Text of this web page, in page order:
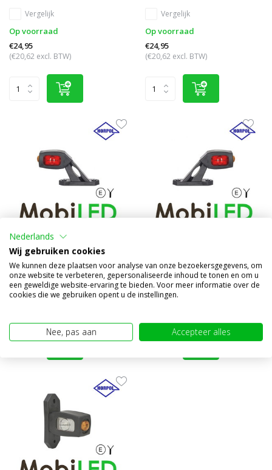
Vergelijk
Op voorraad
€24,95
(€20,62 excl. BTW)
Vergelijk
Op voorraad
€24,95
(€20,62 excl. BTW)
Pendellamp horizontaal
schuin model links
Vergelijk
Op voorraad
Vergelijk
Op voorraad
€19,95
Nederlands
Wij gebruiken cookies
We kunnen deze plaatsen voor analyse van onze bezoekersgegevens, om
onze website te verbeteren, gepersonaliseerde inhoud te tonen en om u
een geweldige website-ervaring te bieden. Voor meer informatie over de
cookies die we gebruiken opent u de instellingen.
Nee, pas aan Accepteer alles